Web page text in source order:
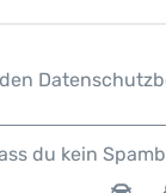
du kein